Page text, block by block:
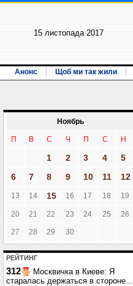
15 листопада 2017
Анонс Щоб ми так жили
Ноябрь
П В С Ч П С Н
1 2 3 4
5
6
7 8 9 10 11 12
13 14 15 16 17 18 19
20 21 22 23 24 25 26
27 28 29 30
РЕЙТИНГ
312
Москвичка в Киеве: Я
старалась держаться в стороне...